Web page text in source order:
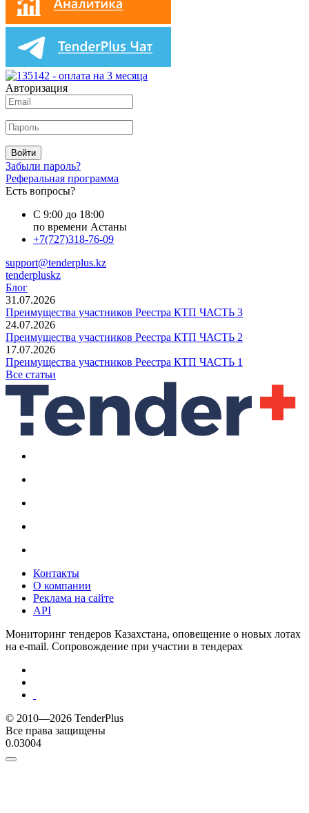
Авторизация
Войти
Забыли пароль?
Реферальная программа
Есть вопросы?
С 9:00 до 18:00
по времени Астаны
+7(727)318-76-09
support@tenderplus.kz
tenderpluskz
Блог
31.07.2026
Преимущества участников Реестра КТП ЧАСТЬ 3
24.07.2026
Преимущества участников Реестра КТП ЧАСТЬ 2
17.07.2026
Преимущества участников Реестра КТП ЧАСТЬ 1
Все статьи
Контакты
О компании
Реклама на сайте
API
Мониторинг тендеров Казахстана, оповещение о новых лотах
на e-mail. Сопровождение при участии в тендерах
© 2010—2026 TenderPlus
Все права защищены
0.03004